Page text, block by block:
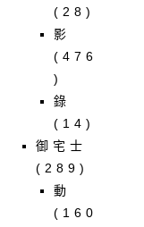
(28)
影
(476
)
錄
(14)
御宅士
(289)
動
(160